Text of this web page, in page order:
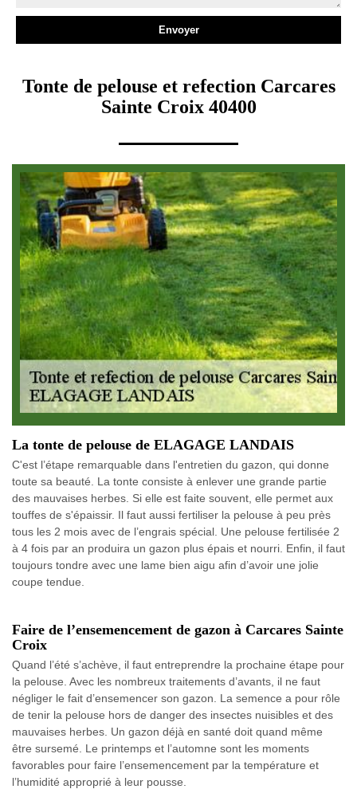
Tonte de pelouse et refection Carcares
Sainte Croix 40400
La tonte de pelouse de ELAGAGE LANDAIS
C'est l’étape remarquable dans l'entretien du gazon, qui donne
toute sa beauté. La tonte consiste à enlever une grande partie
des mauvaises herbes. Si elle est faite souvent, elle permet aux
touffes de s'épaissir. Il faut aussi fertiliser la pelouse à peu près
tous les 2 mois avec de l’engrais spécial. Une pelouse fertilisée 2
à 4 fois par an produira un gazon plus épais et nourri. Enfin, il faut
toujours tondre avec une lame bien aigu afin d’avoir une jolie
coupe tendue.
Faire de l’ensemencement de gazon à Carcares Sainte
Croix
Quand l’été s’achève, il faut entreprendre la prochaine étape pour
la pelouse. Avec les nombreux traitements d’avants, il ne faut
négliger le fait d’ensemencer son gazon. La semence a pour rôle
de tenir la pelouse hors de danger des insectes nuisibles et des
mauvaises herbes. Un gazon déjà en santé doit quand même
être sursemé. Le printemps et l’automne sont les moments
favorables pour faire l’ensemencement par la température et
l’humidité approprié à leur pousse.